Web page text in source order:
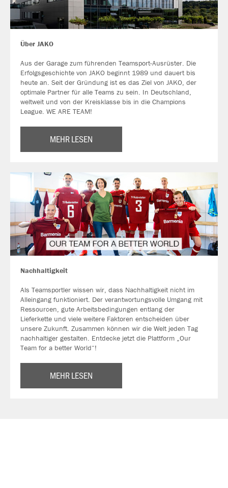
Über JAKO
Aus der Garage zum führenden Teamsport-Ausrüster. Die
Erfolgsgeschichte von JAKO beginnt 1989 und dauert bis
heute an. Seit der Gründung ist es das Ziel von JAKO, der
optimale Partner für alle Teams zu sein. In Deutschland,
weltweit und von der Kreisklasse bis in die Champions
League. WE ARE TEAM!
MEHR LESEN
Nachhaltigkeit
Als Teamsportler wissen wir, dass Nachhaltigkeit nicht im
Alleingang funktioniert. Der verantwortungsvolle Umgang mit
Ressourcen, gute Arbeitsbedingungen entlang der
Lieferkette und viele weitere Faktoren entscheiden über
unsere Zukunft. Zusammen können wir die Welt jeden Tag
nachhaltiger gestalten. Entdecke jetzt die Plattform „Our
Team for a better World“!
MEHR LESEN